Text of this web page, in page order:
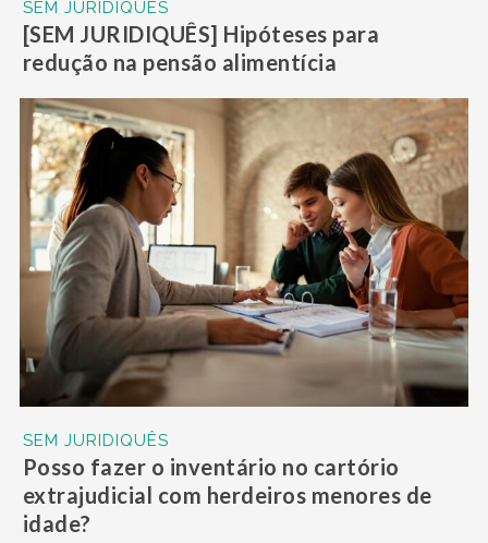
SEM JURIDIQUÊS
[SEM JURIDIQUÊS] Hipóteses para
redução na pensão alimentícia
SEM JURIDIQUÊS
Posso fazer o inventário no cartório
extrajudicial com herdeiros menores de
idade?